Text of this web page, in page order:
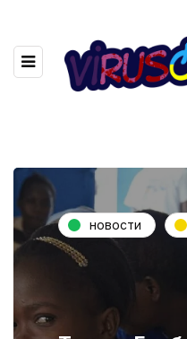
новости